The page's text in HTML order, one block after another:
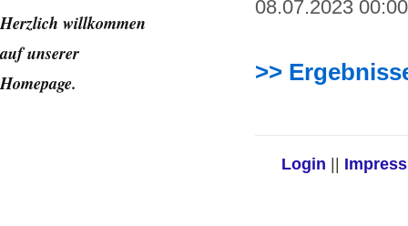
08.07.2023
>>
Login ||
Herzlich willkommen
auf unserer
Homepage.